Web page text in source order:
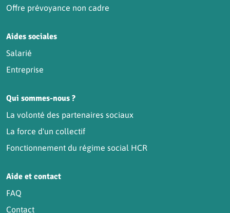
Offre prévoyance non cadre
Aides sociales
Salarié
Entreprise
Qui sommes-nous ?
La volonté des partenaires sociaux
La force d'un collectif
Fonctionnement du régime social HCR
Aide et contact
FAQ
Contact